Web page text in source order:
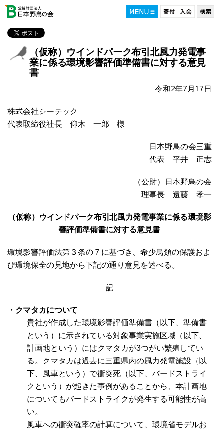
（仮称）ウインドパーク布引北風力発電事
業に係る環境影響評価準備書に対する意見
書
令和2年7月17日
株式会社シーテック
代表取締役社長 仰木 一郎 様
日本野鳥の会三重
代表 平井 正志
（公財）日本野鳥の会
理事長 遠藤 孝一
（仮称）ウインドパーク布引北風力発電事業に係る環境影
響評価準備書に対する意見書
環境影響評価法第３条の７に基づき、希少鳥類の保護およ
び環境保全の見地から下記の通り意見を述べる。
記
・クマタカについて
貴社が作成した環境影響評価準備書（以下、準備書
という）に示されている対象事業実施区域（以下、
計画地という）にはクマタカが3つがい繁殖してい
る。クマタカは過去に三重県内の風力発電施設（以
下、風車という）で衝突死（以下、バードストライ
クという）が起きた事例があることから、本計画地
についてもバードストライクが発生する可能性が高
い。
風車への衝突確率の計算について、環境省モデルお